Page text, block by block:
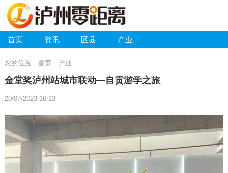
首页 资讯 区县 产业
您的位置 首页 产业
金堂奖泸州站城市联动—自贡游学之旅
20/07/2023 16:13